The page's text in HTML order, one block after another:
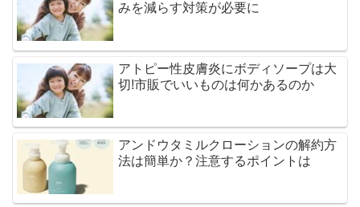
みを減らす対策が必要に
アトピー性皮膚炎にボディソープは大
切!市販でいいものは何かあるのか
アンドウタミルクローションの解約方
法は簡単か？注意するポイントは